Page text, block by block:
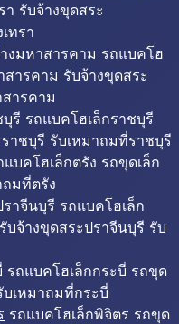
า รับจ้างขุดสระ
ทรา
งมหาสารคาม รถแบคโฮ
ารคาม รับจ้างขุดสระ
ารคาม
รี รถแบคโฮเล็กราชบุรี
าชบุรี รับเหมาถมที่ราชบุรี
บคโฮเล็กตรัง รถขุดเล็ก
ถมที่ตรัง
าจีนบุรี รถแบคโฮเล็ก
บจ้างขุดสระปราจีนบุรี รับ
รถแบคโฮเล็กกระบี่ รถขุด
บเหมาถมที่กระบี่
รถแบคโฮเล็กพิจิตร รถขุด